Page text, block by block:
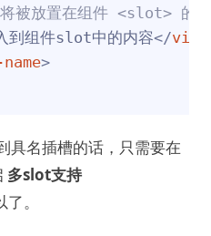
被放置在组件 <slot> 的
到组件slot中的内容</view
>
具名插槽的话，只需要在
多slot支持
。